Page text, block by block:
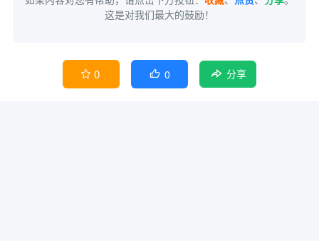
这是对我们最大的鼓励！
 0  0 分享